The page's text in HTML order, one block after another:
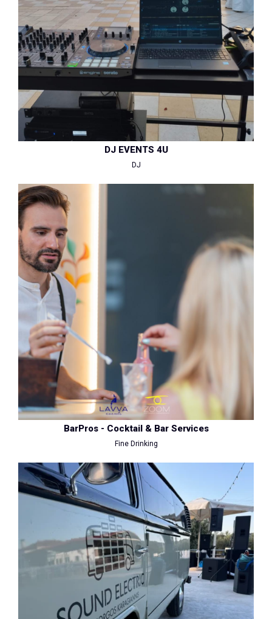
DJ EVENTS 4U
DJ
BarPros - Cocktail & Bar Services
Fine Drinking